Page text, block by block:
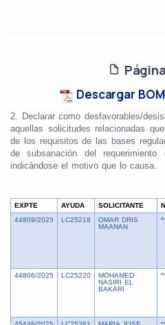
Descargar
2. Declarar como desfavorables/
aquellas solicitudes relacionadas
de los requisitos de las bases
de subsanación del requerimiento
indicándose el motivo que lo causa.
EXPTE AYUDA SOLICITANTE
44809/2025
LC25218
OMAR DRIS
MAANAN
44806/2025 LC25220
MOHAMED
NASIRI EL
BAKARI